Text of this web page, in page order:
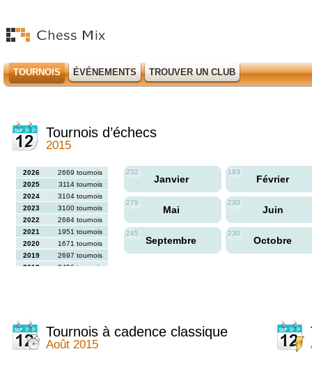
TOURNOIS ÉVÉNEMENTS TROUVER UN CLUB
Tournois d’échecs
2015
2026
2669 tournois
2025
3114 tournois
2024
3104 tournois
2023
3100 tournois
2022
2684 tournois
2021
1951 tournois
2020
1671 tournois
2019
2697 tournois
2018
2456 tournois
2013
2353 tournois
2012
2556 tournois
2011
2671 tournois
232
Janvier
183
Février
279
Mai
230
Juin
245
Septembre
230
Octobre
Tournois à cadence classique
Août 2015